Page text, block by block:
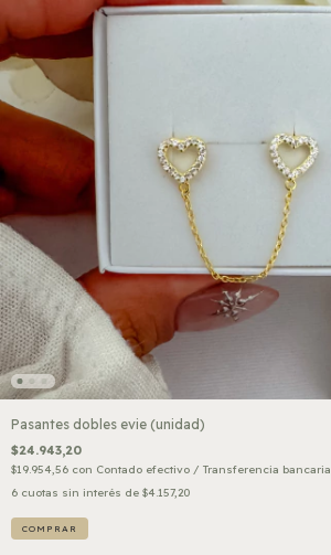
Pasantes dobles evie (unidad)
$24.943,20
$19.954,56 con Contado efectivo / Transferencia bancaria
6 cuotas sin interés de $4.157,20